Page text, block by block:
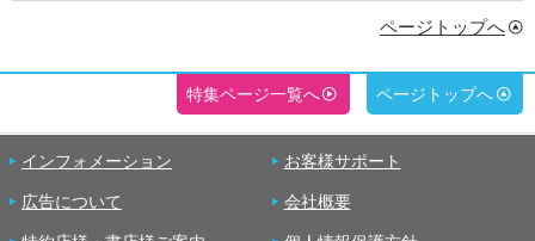
ページトップへ
特集ページ一覧へ ページトップへ
インフォメーション お客様サポート
広告について 会社概要